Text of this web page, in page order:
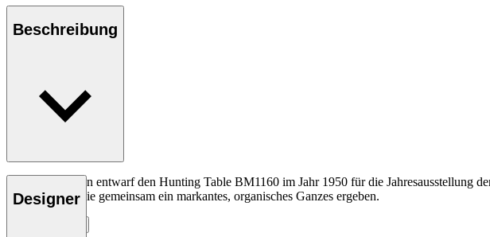
Beschreibung
Børge Mogensen entwarf den Hunting Table BM1160 im Jahr 1950 für die Jahresausstellung
Metallstreben, die gemeinsam ein markantes, organisches Ganzes ergeben.
Designer